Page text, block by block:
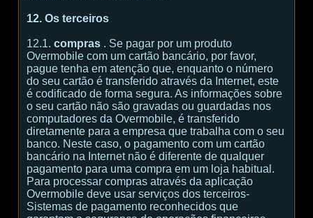
12. Os terceiros
12.1. compras . Se pagar por um produto
Overmobile com um cartão bancário, por favor,
pague tenha em atenção que, enquanto o número
do seu cartão é transferido através da Internet, este
é codificado de forma segura. As informações sobre
o seu cartão não são gravadas ou guardadas nos
computadores da Overmobile, é transferido
diretamente para a empresa que trabalha com o seu
banco. Neste caso, o pagamento com um cartão
bancário na Internet não é diferente de qualquer
pagamento para uma compra em um loja habitual.
Para processar compras através da aplicação
Overmobile deve usar serviços dos terceiros-
Sistemas de pagamento reconhecidos que